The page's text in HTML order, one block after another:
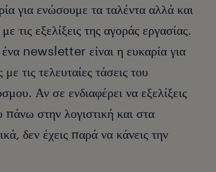
για ενώσουμε τα ταλέντα αλλά και
τις εξελίξεις της αγοράς εργασίας.
ένα newsletter είναι η ευκαρία για
τις τελευταίες τάσεις του
Αν σε ενδιαφέρει να εξελίξεις
πάνω στην λογιστική και στα
δεν έχεις παρά να κάνεις την